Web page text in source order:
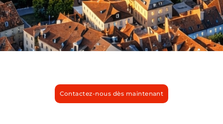
Contactez-nous dès maintenant